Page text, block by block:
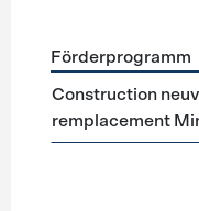
Förderprogramme
Förderprogramm
Construction
remplacement